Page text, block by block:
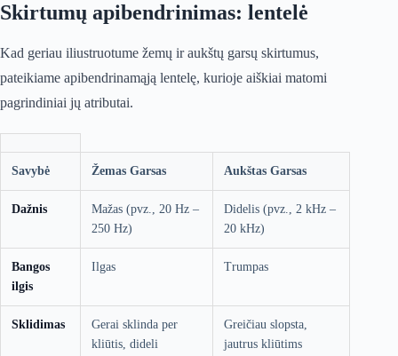
Skirtumų apibendrinimas: lentelė
Kad geriau iliustruotume žemų ir aukštų garsų skirtumus,
pateikiame apibendrinamąją lentelę, kurioje aiškiai matomi
pagrindiniai jų atributai.
Savybė Žemas Garsas Aukštas Garsas
Dažnis
Mažas (pvz., 20 Hz –
250 Hz)
Didelis (pvz., 2 kHz –
20 kHz)
Bangos
ilgis
Ilgas Trumpas
Sklidimas
Gerai sklinda per
kliūtis, dideli
Greičiau slopsta,
jautrus kliūtims